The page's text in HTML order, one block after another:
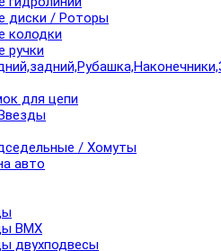
диски / Роторы
колодки
ручки
для цепи
/ Хомуты
авто
BMX
двухподвесы